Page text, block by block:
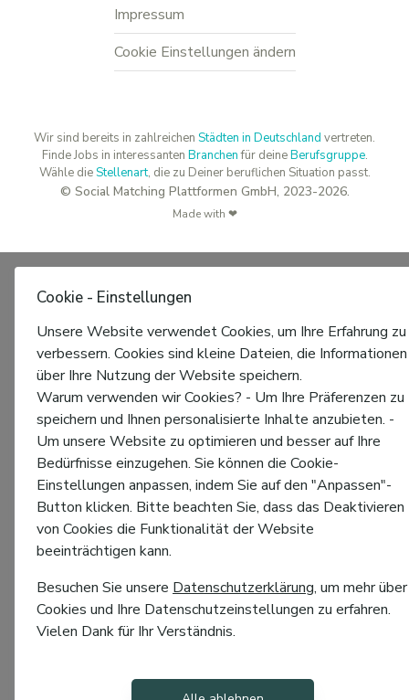
Impressum
Cookie Einstellungen ändern
Wir sind bereits in zahlreichen Städten in Deutschland vertreten.
Finde Jobs in interessanten Branchenfür deineBerufsgruppe.
Wähle dieStellenart, die zu Deiner beruflichen Situation passt.
© Social Matching Plattformen GmbH, 2023-2026.
Made with ❤
Cookie - Einstellungen
Unsere Website verwendet Cookies, um Ihre Erfahrung zu
verbessern. Cookies sind kleine Dateien, die Informationen
über Ihre Nutzung der Website speichern.
Warum verwenden wir Cookies? - Um Ihre Präferenzen zu
speichern und Ihnen personalisierte Inhalte anzubieten. -
Um unsere Website zu optimieren und besser auf Ihre
Bedürfnisse einzugehen. Sie können die Cookie-
Einstellungen anpassen, indem Sie auf den "Anpassen"-
Button klicken. Bitte beachten Sie, dass das Deaktivieren
von Cookies die Funktionalität der Website
beeinträchtigen kann.
Besuchen Sie unsere Datenschutzerklärung, um mehr über
Cookies und Ihre Datenschutzeinstellungen zu erfahren.
Vielen Dank für Ihr Verständnis.